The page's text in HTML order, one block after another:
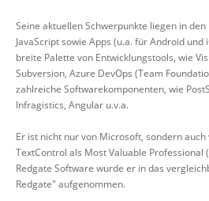
Seine aktuellen Schwerpunkte liegen in den
JavaScript sowie Apps (u.a. für Android und
breite Palette von Entwicklungstools, wie
Subversion, Azure DevOps (Team
zahlreiche Softwarekomponenten, wie
Infragistics, Angular u.v.a.
Er ist nicht nur von Microsoft, sondern
TextControl als Most Valuable Professional
Redgate Software wurde er in das
Redgate" aufgenommen.